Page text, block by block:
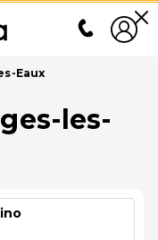
Eaux
les-